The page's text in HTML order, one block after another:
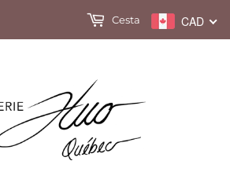
CAD
Cesta